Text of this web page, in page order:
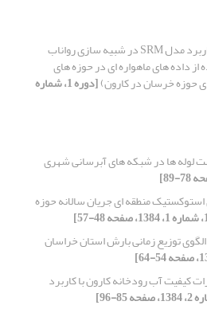
بررسی کاربرد مدل SRM در شبیه سازی رواناب
داده های ماهواره ای در حوزه های
حوزه خرسان در کارون) [دوره 1، شماره
لوله ها در شبکه های آبرسانی شهری
منطقه ای جریان سالانه حوزه
الگوی توزیع زمانی بارش استان خراسان
کیفیت آب رودخانه کارون با کاربرد